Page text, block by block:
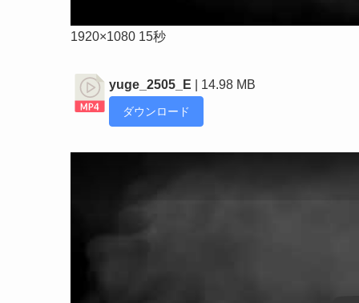
1920×1080 15秒
yuge_2505_E | 14.98 MB
ダウンロード